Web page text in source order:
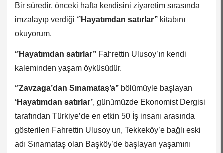
Bir süredir, önceki hafta kendisini ziyaretim sırasında
imzalayıp verdiği ‘’Hayatımdan satırlar’’ kitabını
okuyorum.
‘’Hayatımdan satırlar’’ Fahrettin Ulusoy’ın kendi
kaleminden yaşam öyküsüdür.
‘’Zavzaga’dan Sınamataş’a’’ bölümüyle başlayan
‘Hayatımdan satırlar’, günümüzde Ekonomist Dergisi
tarafından Türkiye’de en etkin 50 İş insanı arasında
gösterilen Fahrettin Ulusoy’un, Tekkeköy’e bağlı eski
adı Sınamataş olan Başköy’de başlayan yaşamını